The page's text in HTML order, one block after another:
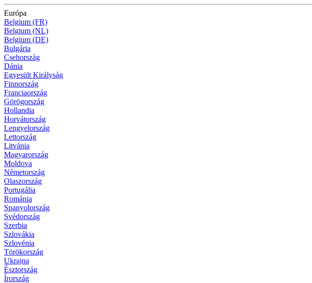
Európa
Belgium (FR)
Belgium (NL)
Belgium (DE)
Bulgária
Csehország
Dánia
Egyesült Királyság
Finnország
Franciaország
Görögország
Hollandia
Horvátország
Lengyelország
Lettország
Litvánia
Magyarország
Moldova
Németország
Olaszország
Portugália
Románia
Spanyolország
Svédország
Szerbia
Szlovákia
Szlovénia
Törökország
Ukrajna
Észtország
Írország